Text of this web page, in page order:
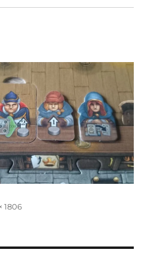
1806